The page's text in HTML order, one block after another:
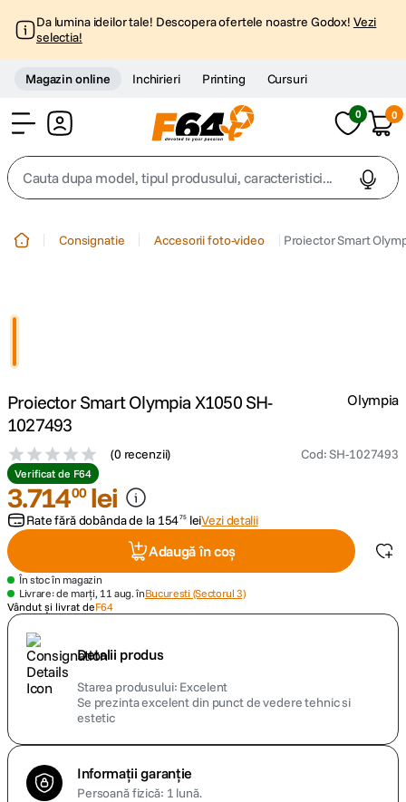
Da lumina ideilor tale! Descopera ofertele noastre Godox! Vezi
selectia!
Magazin online Inchirieri Printing Cursuri
0 0
Cauta dupa model, tipul produsului, caracteristici...
4. peak design
canon sx740 hs
6. lavaliera
7. sony fx
8. card memorie
dji mic mini
10. dji osmo
Consignatie Accesorii foto-video Proiector Smart
Proiector Smart Olympia X1050 SH-
1027493
(0 recenzii) Cod:SH-1027493
Olympia
Verificat de F64
3.71400 lei
Rate fără dobânda de la 15475 leiVezi detalii
Adaugă în coș
În stoc în magazin
Livrare: de marți, 11 aug. înBucuresti (Sectorul 3)
Vândut și livrat deF64
Detalii produs
Starea produsului Excelent
Se prezinta excelent din punct de vedere tehnic si
estetic
Informații garanție
Persoană fizică: 1 lună.